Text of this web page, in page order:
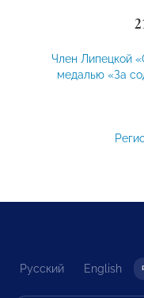
Член Липецкой
медалью «За
Русский English